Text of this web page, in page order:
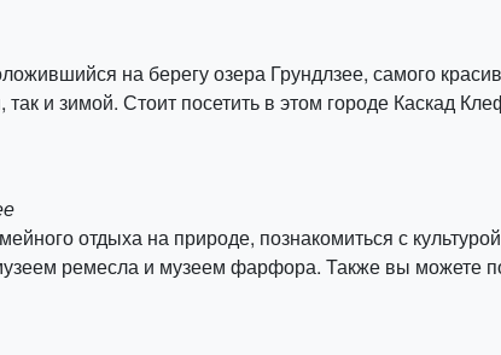
на берегу озера Грундлзее, самого
так и зимой. Стоит посетить в этом городе
отдыха на природе, познакомиться с
ремесла и музеем фарфора. Также вы можете